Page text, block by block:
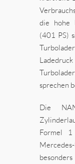
die hohe
(401 PS)
sprechen
Die
Formel